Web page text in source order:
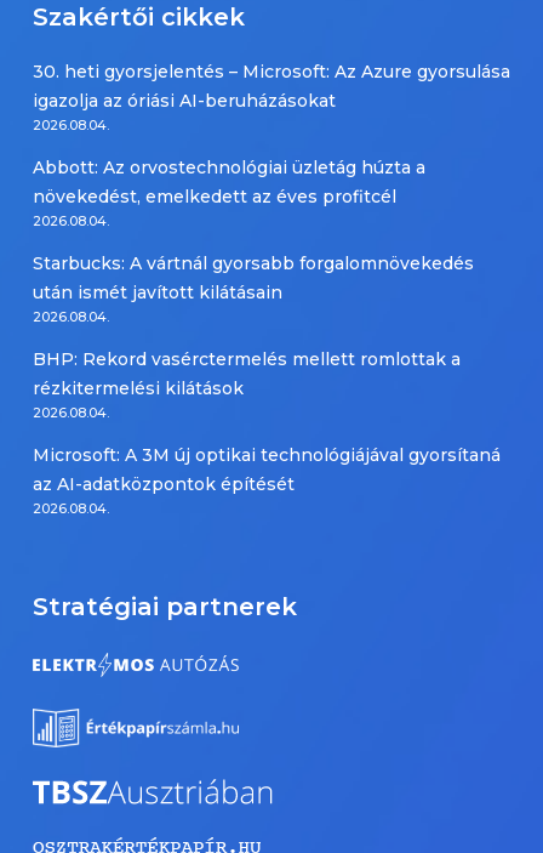
Szakértői cikkek
30. heti gyorsjelentés – Microsoft: Az Azure gyorsulása
igazolja az óriási AI-beruházásokat
2026.08.04.
Abbott: Az orvostechnológiai üzletág húzta a
növekedést, emelkedett az éves profitcél
2026.08.04.
Starbucks: A vártnál gyorsabb forgalomnövekedés
után ismét javított kilátásain
2026.08.04.
BHP: Rekord vasérctermelés mellett romlottak a
rézkitermelési kilátások
2026.08.04.
Microsoft: A 3M új optikai technológiájával gyorsítaná
az AI-adatközpontok építését
2026.08.04.
Stratégiai partnerek